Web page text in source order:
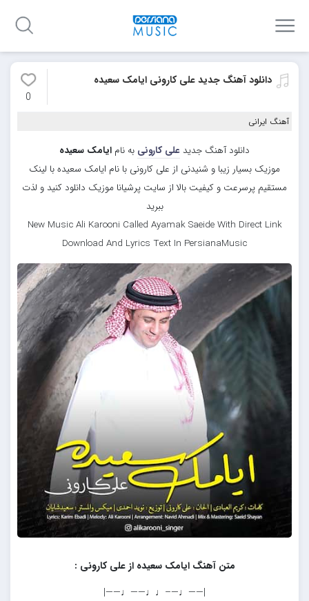
دانلود آهنگ جدید علی کارونی ایامک سعیده
0
آهنگ ایرانی
دانلود آهنگ جدید علی کارونی به نام ایامک سعیده
موزیک بسیار زیبا و شنیدنی از علی کارونی با نام ایامک سعیده با لینک
مستقیم پرسرعت و کیفیت بالا از سایت پرشیانا موزیک دانلود کنید و لذت
ببرید
New Music Ali Karooni Called Ayamak Saeide With Direct Link
Download And Lyrics Text In PersianaMusic
متن آهنگ ایامک سعیده از علی کارونی :
|——♩—–♩♩——♩——|